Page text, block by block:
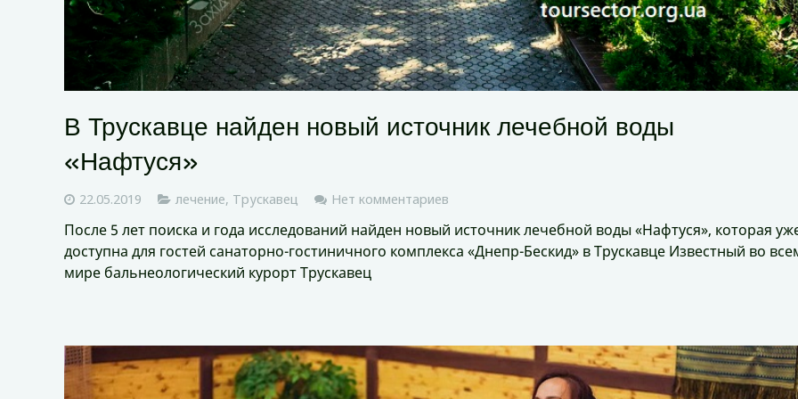
В Трускавце найден новый источник лечебной воды
«Нафтуся»
22.05.2019 лечение, Трускавец Нет комментариев
После 5 лет поиска и года исследований найден новый источник лечебной воды «Нафтуся», которая
доступна для гостей санаторно-гостиничного комплекса «Днепр-Бескид» в Трускавце Известный во
мире бальнеологический курорт Трускавец